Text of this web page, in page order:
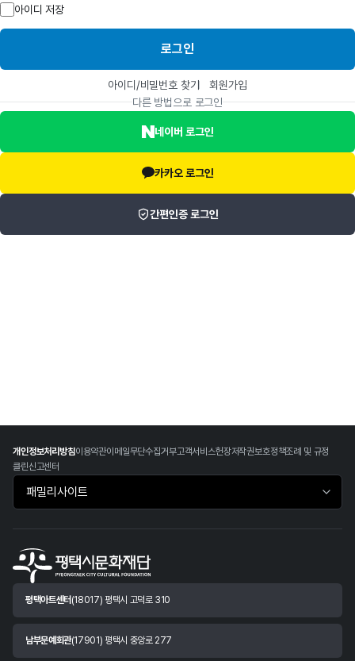
아이디 저장
로그인
아이디/비밀번호 찾기
회원가입
다른 방법으로 로그인
네이버 로그인
카카오 로그인
간편인증 로그인
개인정보처리방침이용약관이메일무단수집거부고객서비스헌장저작권보호정책조례 및 규정
클린신고센터
패밀리사이트 바로가기
평택아트센터 (18017) 평택시 고덕로 310
남부문예회관(17901) 평택시 중앙로 277